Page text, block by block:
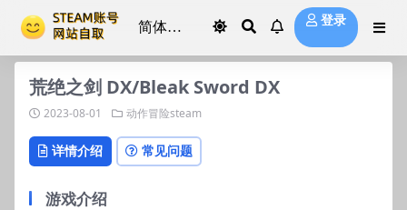
登录
荒绝之剑 DX/Bleak Sword DX
2023-08-01 动作冒险steam
详情介绍 常见问题
游戏介绍